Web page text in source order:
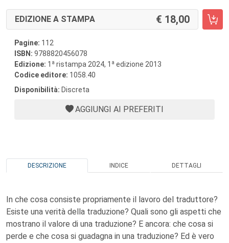
EDIZIONE A STAMPA 18,00
Pagine: 112
ISBN: 9788820456078
Edizione: 1 a ristampa 2024, 1 a edizione 2013
Codice editore: 1058.40
Disponibilità: Discreta
AGGIUNGI AI PREFERITI
DESCRIZIONE INDICE DETTAGLI
In che cosa consiste propriamente il lavoro del traduttore?
Esiste una verità della traduzione? Quali sono gli aspetti che
mostrano il valore di una traduzione? E ancora: che cosa si
perde e che cosa si guadagna in una traduzione? Ed è vero